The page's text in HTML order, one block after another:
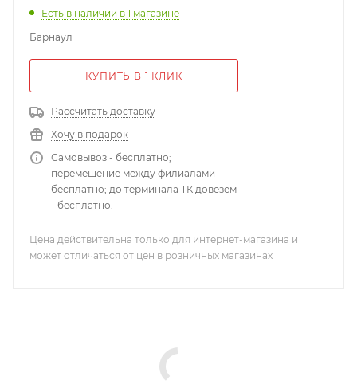
Есть в наличии в 1 магазине
Барнаул
КУПИТЬ В 1 КЛИК
Рассчитать доставку
Хочу в подарок
Самовывоз - бесплатно;
перемещение между филиалами -
бесплатно; до терминала ТК довезём
- бесплатно.
Цена действительна только для интернет-магазина и
может отличаться от цен в розничных магазинах